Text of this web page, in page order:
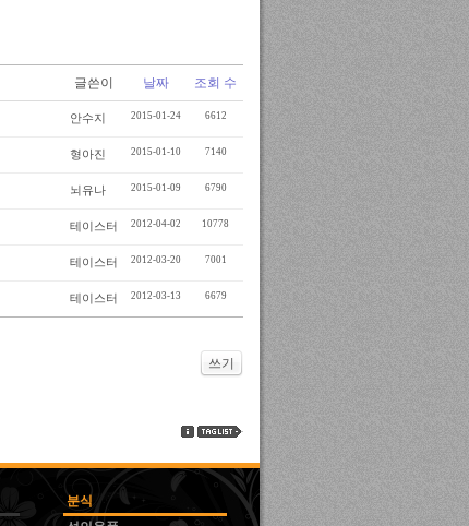
글쓴이 날짜 조회 수
안수지 2015-01-24 6612
형아진 2015-01-10 7140
뇌유나 2015-01-09 6790
테이스터 2012-04-02 10778
테이스터 2012-03-20 7001
테이스터 2012-03-13 6679
쓰기
분식